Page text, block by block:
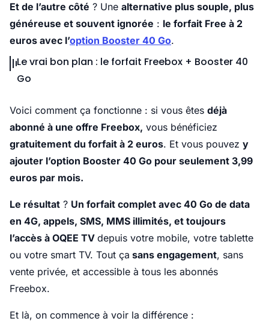
Et de l’autre côté ? Une alternative plus souple, plus
généreuse et souvent ignorée : le forfait Free à 2
euros avec l’option Booster 40 Go.
Le vrai bon plan : le forfait Freebox + Booster 40
Go
Voici comment ça fonctionne : si vous êtes déjà
abonné à une offre Freebox, vous bénéficiez
gratuitement du forfait à 2 euros. Et vous pouvez y
ajouter l’option Booster 40 Go pour seulement 3,99
euros par mois.
Le résultat ? Un forfait complet avec 40 Go de data
en 4G, appels, SMS, MMS illimités, et toujours
l’accès à OQEE TV depuis votre mobile, votre tablette
ou votre smart TV. Tout ça sans engagement, sans
vente privée, et accessible à tous les abonnés
Freebox.
Et là, on commence à voir la différence :